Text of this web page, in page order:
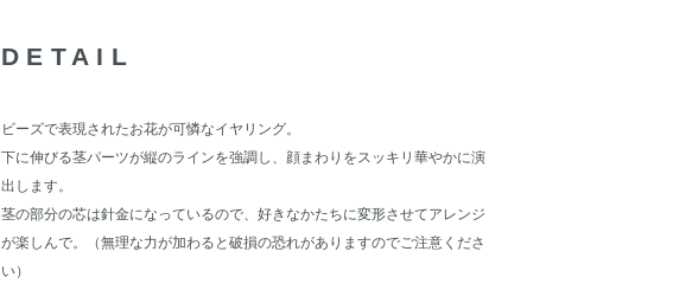
DETAIL
ビーズで表現されたお花が可憐なイヤリング。
下に伸びる茎パーツが縦のラインを強調し、顔まわりをスッキリ華やかに演
出します。
茎の部分の芯は針金になっているので、好きなかたちに変形させてアレンジ
が楽しんで。（無理な力が加わると破損の恐れがありますのでご注意くださ
い）